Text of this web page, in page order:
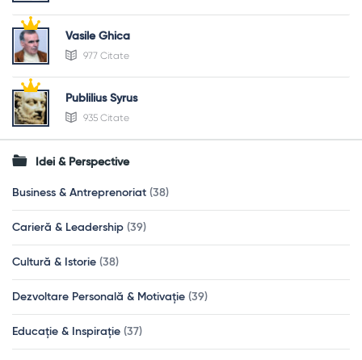
Vasile Ghica
977 Citate
Publilius Syrus
935 Citate
Idei & Perspective
Business & Antreprenoriat (38)
Carieră & Leadership (39)
Cultură & Istorie (38)
Dezvoltare Personală & Motivație (39)
Educație & Inspirație (37)